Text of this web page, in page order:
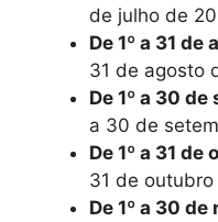
de julho de
De 1º a 31
31 de agosto
De 1º a 30
a 30 de
De 1º a 31
31 de outubro
De 1º a 30